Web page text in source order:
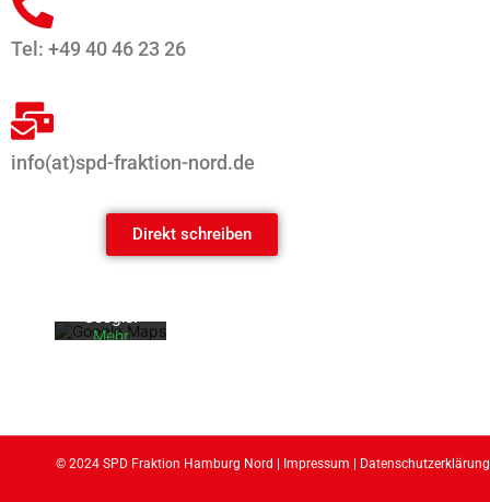
Tel: +49 40 46 23 26
info(at)spd-fraktion-nord.de
Direkt schreiben
Mit dem
Karte
akzeptiere
n Sie die
Datenschu
Mehr
Google
© 2024 SPD Fraktion Hamburg Nord | Impressum Datenschutzerklärung